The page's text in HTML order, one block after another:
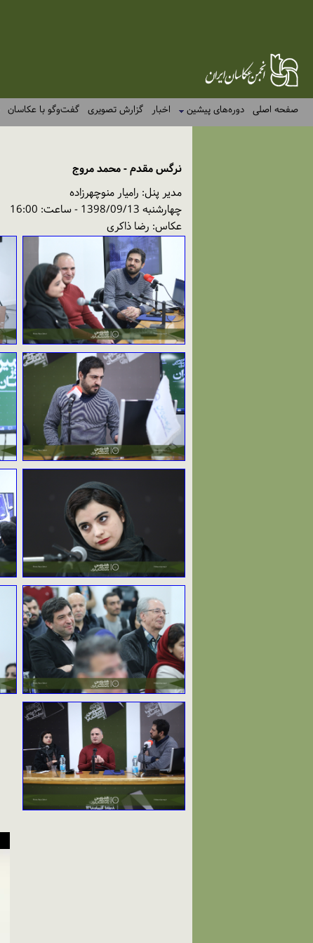
صفحه اصلی دوره‌های پیشین اخبار گزارش تصویری گفت‌وگو با عکاسان
نرگس مقدم - محمد مروج
مدیر پنل: رامیار منوچهرزاده
چهارشنبه 1398/09/13 - ساعت: 16:00
عکاس: رضا ذاکری